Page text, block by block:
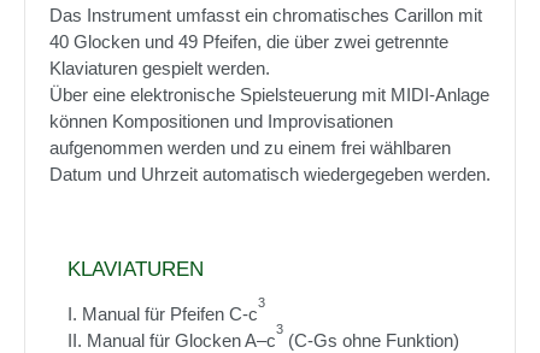
Das Instrument umfasst ein chromatisches Carillon mit
40 Glocken und 49 Pfeifen, die über zwei getrennte
Klaviaturen gespielt werden.
Über eine elektronische Spielsteuerung mit MIDI-Anlage
können Kompositionen und Improvisationen
aufgenommen werden und zu einem frei wählbaren
Datum und Uhrzeit automatisch wiedergegeben werden.
KLAVIATUREN
I. Manual für Pfeifen C-c
3
II. Manual für Glocken A–c
3
(C-Gs ohne Funktion)